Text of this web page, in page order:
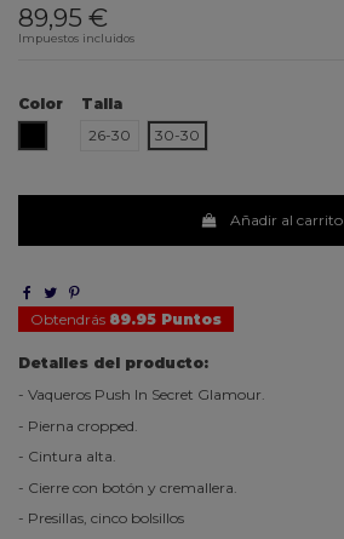
89,95 €
Impuestos incluidos
Color
Talla
26-30
30-30
Añadir al carrito
Obtendrás 89.95 Puntos
Detalles del producto:
- Vaqueros Push In Secret Glamour.
- Pierna cropped.
- Cintura alta.
- Cierre con botón y cremallera.
- Presillas, cinco bolsillos